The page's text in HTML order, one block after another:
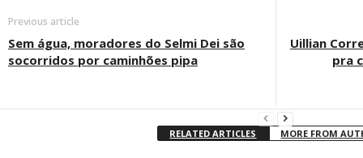
Previous article
Sem água, moradores do Selmi Dei são
socorridos por caminhões pipa
Uillian
pra
RELATED ARTICLES MORE FROM